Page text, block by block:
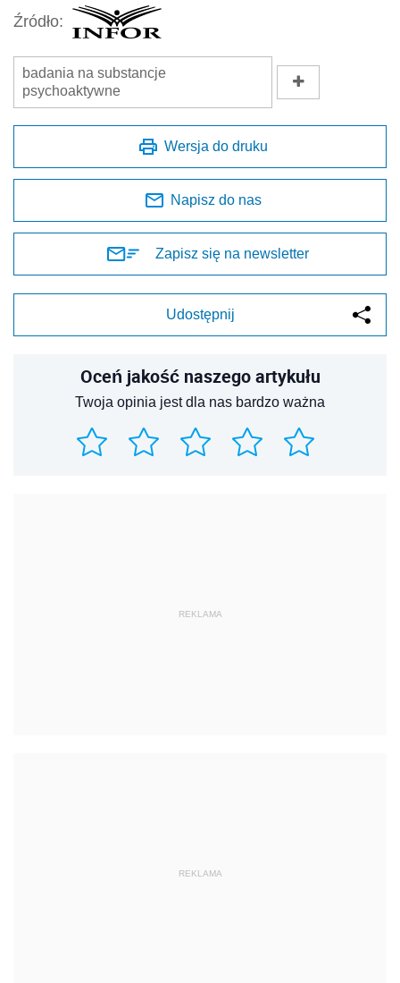
Źródło:
badania na substancje
psychoaktywne
Wersja do druku
Napisz do nas
Zapisz się na newsletter
Udostępnij
Oceń jakość naszego artykułu
Twoja opinia jest dla nas bardzo ważna
REKLAMA
REKLAMA